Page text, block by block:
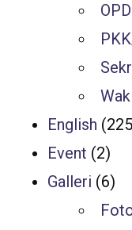
OPD
English
Event (2)
Galleri (6)